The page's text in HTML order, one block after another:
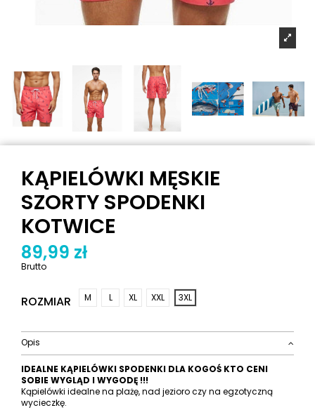
KĄPIELÓWKI MĘSKIE
SZORTY SPODENKI
KOTWICE
89,99 zł
Brutto
ROZMIAR M L XL XXL 3XL
Opis
IDEALNE KĄPIELÓWKI SPODENKI DLA KOGOŚ KTO CENI
SOBIE WYGLĄD I WYGODĘ !!!
Kąpielówki idealne na plażę, nad jezioro czy na egzotyczną
wycieczkę.